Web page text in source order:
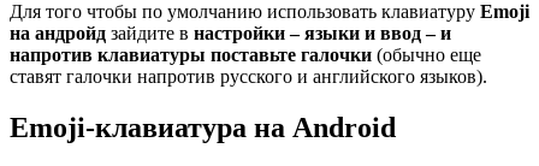
Для того чтобы по умолчанию использовать клавиатуру Emoji
на андройд зайдите в настройки – языки и ввод – и
напротив клавиатуры поставьте галочки (обычно еще
ставят галочки напротив русского и английского языков).
Emoji-клавиатура на Android